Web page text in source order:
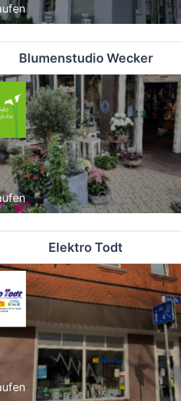
Blumenstudio Wecker
Elektro Todt